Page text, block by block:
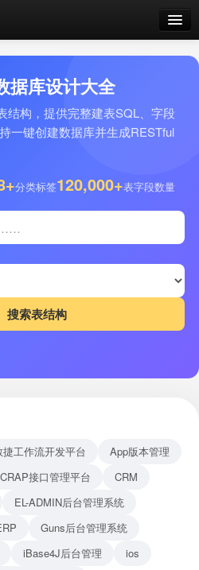
据库设计大全
结构，提供完整建表SQL、字段
一键创建数据库并生成RESTful
分类标签120,000+表字段数量
工作流开发平台
App版本管理
CRAP接口管理平台
CRM
EL-ADMIN后台管理系统
Guns后台管理系统
iBase4J后台管理
ios